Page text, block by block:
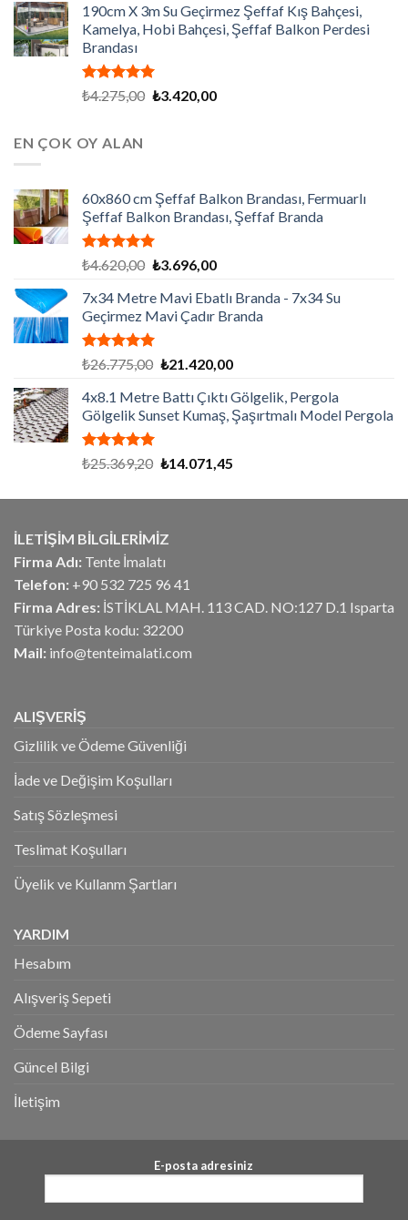
190cm X 3m Su Geçirmez Şeffaf Kış Bahçesi,
Kamelya, Hobi Bahçesi, Şeffaf Balkon Perdesi
Brandası
5 üzerinden
oy
₺4.275,00 Orijinal
₺3.420,00Şu
EN ÇOK OY ALAN
60x860 cm Şeffaf Balkon Brandası, Fermuarlı
Şeffaf Balkon Brandası, Şeffaf Branda
5 üzerinden
oy
aldı
₺4.620,00 Orijinal
₺4.620,00.
₺3.696,00Şu
fiyat:
₺3.696,00.
7x34 Metre Mavi Ebatlı Branda - 7x34 Su
Geçirmez Mavi Çadır Branda
5 üzerinden
aldı
₺26.775,00 Orijinal
₺26.775,00.
₺21.420,00Şu
fiyat:
₺21.420,00.
4x8.1 Metre Battı Çıktı Gölgelik, Pergola
Gölgelik Sunset Kumaş, Şaşırtmalı Model Pergola
5 üzerinden
₺25.369,20 Orijinal
₺25.369,20.
₺14.071,45Şu
fiyat:
İLETİŞİM BİLGİLERİMİZ
Firma Adı: Tente İmalatı
Telefon: +90 532 725 96 41
Firma Adres: İSTİKLAL MAH. 113 CAD. NO:127 D.1 Isparta
Türkiye Posta kodu: 32200
Mail: info@tenteimalati.com
ALIŞVERİŞ
Gizlilik ve Ödeme Güvenliği
İade ve Değişim Koşulları
Satış Sözleşmesi
Teslimat Koşulları
Üyelik ve Kullanm Şartları
YARDIM
Hesabım
Alışveriş Sepeti
Ödeme Sayfası
Güncel Bilgi
İletişim
E-posta adresiniz